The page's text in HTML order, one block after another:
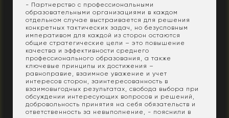
- Партнерство с профессиональными
образовательными организациями в каждом
отдельном случае выстраивается для решения
конкретных тактических задач, но безусловным
императивом для каждой из сторон остаются
общие стратегические цели – это повышение
качества и эффективности среднего
профессионального образования, а также
ключевые принципы их достижения –
равноправие, взаимное уважение и учет
интересов сторон, заинтересованность в
взаимовыгодных результатах, свобода выбора при
обсуждении интересующих вопросов и решений,
добровольность принятия на себя обязательств и
ответственность за невыполнение, - пояснили в